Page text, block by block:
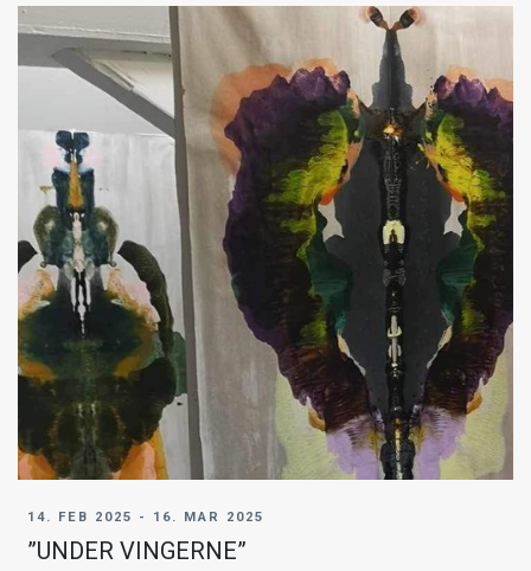
14. FEB 2025 - 16. MAR 2025
”UNDER VINGERNE”